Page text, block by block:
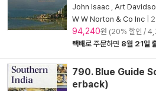
John Isaac Art
W W Norton & Co Inc
94,240원 (20% 할인 /
택배로 주문하면 8월 21일
790. Blue Guide
erback)